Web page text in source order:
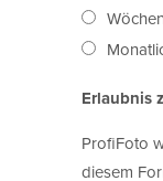
Erlaubnis
ProfiFoto
diesem